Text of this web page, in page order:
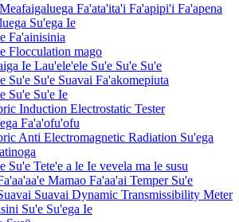
Fa'ata'ita'i Fa'apipi'i Fa'apena
Su'ega Ie
Fa'ainisinia
Flocculation mago
Ie Lau'ele'ele Su'e Su'e Su'e
Su'e Su'e Suavai Fa'akomepiuta
Su'e Su'e Ie
Induction Electrostatic Tester
Fa'a'ofu'ofu
Anti Electromagnetic Radiation Su'ega
Su'e Tete'e a le Ie vevela ma le susu
Mamao Fa'aa'ai Temper Su'e
Suavai Dynamic Transmissibility Meter
Su'e Su'ega Ie